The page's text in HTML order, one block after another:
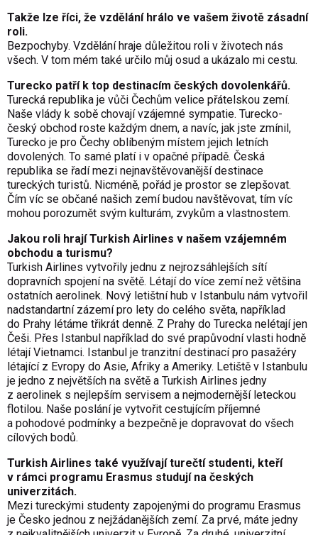
Takže lze říci, že vzdělání hrálo ve vašem životě zásadní
roli.
Bezpochyby. Vzdělání hraje důležitou roli v životech nás
všech. V tom mém také určilo můj osud a ukázalo mi cestu.
Turecko patří k top destinacím českých dovolenkářů.
Turecká republika je vůči Čechům velice přátelskou zemí.
Naše vlády k sobě chovají vzájemné sympatie. Turecko-
český obchod roste každým dnem, a navíc, jak jste zmínil,
Turecko je pro Čechy oblíbeným místem jejich letních
dovolených. To samé platí i v opačné případě. Česká
republika se řadí mezi nejnavštěvovanější destinace
tureckých turistů. Nicméně, pořád je prostor se zlepšovat.
Čím víc se občané našich zemí budou navštěvovat, tím víc
mohou porozumět svým kulturám, zvykům a vlastnostem.
Jakou roli hrají Turkish Airlines v našem vzájemném
obchodu a turismu?
Turkish Airlines vytvořily jednu z nejrozsáhlejších sítí
dopravních spojení na světě. Létají do více zemí než většina
ostatních aerolinek. Nový letištní hub v Istanbulu nám vytvořil
nadstandartní zázemí pro lety do celého světa, například
do Prahy létáme třikrát denně. Z Prahy do Turecka nelétají jen
Češi. Přes Istanbul například do své prapůvodní vlasti hodně
létají Vietnamci. Istanbul je tranzitní destinací pro pasažéry
létající z Evropy do Asie, Afriky a Ameriky. Letiště v Istanbulu
je jedno z největších na světě a Turkish Airlines jedny
z aerolinek s nejlepším servisem a nejmodernější leteckou
flotilou. Naše poslání je vytvořit cestujícím příjemné
a pohodové podmínky a bezpečně je dopravovat do všech
cílových bodů.
Turkish Airlines také využívají turečtí studenti, kteří
v rámci programu Erasmus studují na českých
univerzitách.
Mezi tureckými studenty zapojenými do programu Erasmus
je Česko jednou z nejžádanějších zemí. Za prvé, máte jedny